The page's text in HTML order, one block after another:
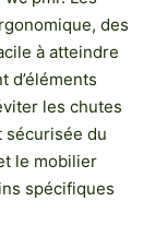
des
à atteindre
d’éléments
les chutes
sécurisée du
le mobilier
spécifiques